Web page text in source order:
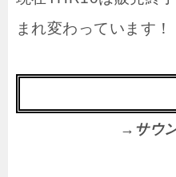
まれ変わっています！
→サウ